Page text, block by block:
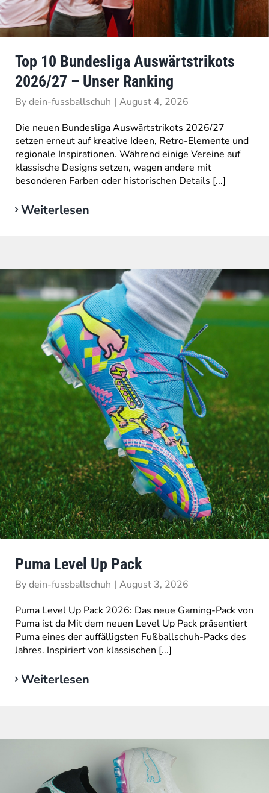
Top 10 Bundesliga Auswärtstrikots
2026/27 – Unser Ranking
Bydein-fussballschuh | August 4, 2026
Die neuen Bundesliga Auswärtstrikots 2026/27
setzen erneut auf kreative Ideen, Retro-Elemente und
regionale Inspirationen. Während einige Vereine auf
klassische Designs setzen, wagen andere mit
besonderen Farben oder historischen Details [...]
Weiterlesen
Puma Level Up Pack
Bydein-fussballschuh | August 3, 2026
Puma Level Up Pack 2026: Das neue Gaming-Pack von
Puma ist da Mit dem neuen Level Up Pack präsentiert
Puma eines der auffälligsten Fußballschuh-Packs des
Jahres. Inspiriert von klassischen [...]
Weiterlesen